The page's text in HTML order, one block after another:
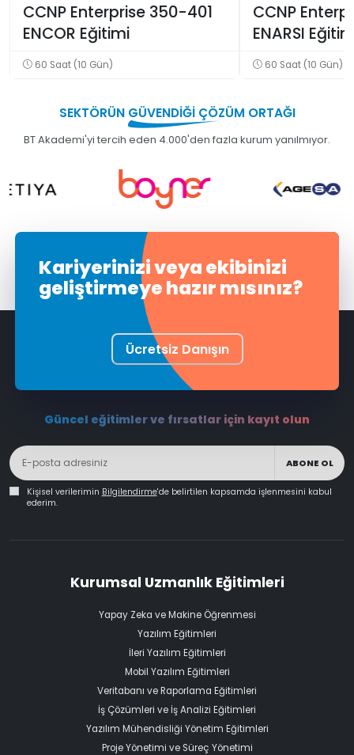
CCNP Enterprise 350-401
ENCOR Eğitimi
60 Saat (10 Gün)
CCNP
ENARSI
60 Saat (10 Gün)
SEKTÖRÜN GÜVENDİĞİÇÖZÜM ORTAĞI
BT Akademi'yi tercih eden 4.000'den fazla kurum yanılmıyor.
Kariyerinizi veya ekibinizi
geliştirmeye hazır mısınız?
Ücretsiz Danışın
Güncel eğitimler ve fırsatlar için kayıt olun
ABONE OL
Kişisel verilerimin Bilgilendirme'de belirtilen kapsamda işlenmesini kabul
ederim.
Kurumsal Uzmanlık Eğitimleri
Yapay Zeka ve Makine Öğrenmesi
Yazılım Eğitimleri
İleri Yazılım Eğitimleri
Mobil Yazılım Eğitimleri
Veritabanı ve Raporlama Eğitimleri
İş Çözümleri ve İş Analizi Eğitimleri
Yazılım Mühendisliği Yönetim Eğitimleri
Proje Yönetimi ve Süreç Yönetimi